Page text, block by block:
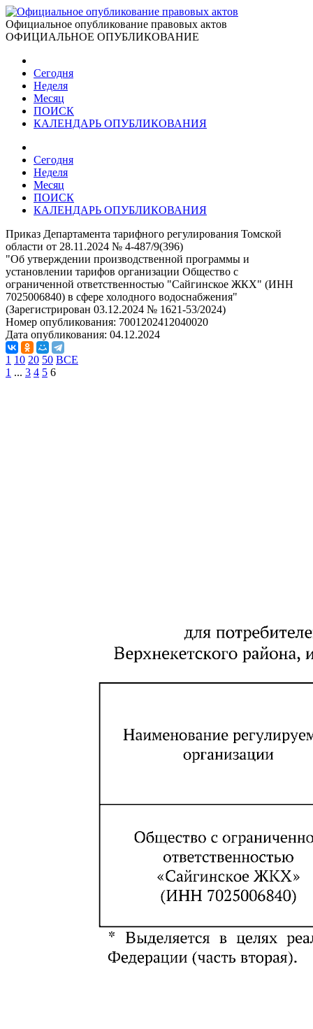
Официальное опубликование правовых актов
ОФИЦИАЛЬНОЕ ОПУБЛИКОВАНИЕ
Сегодня
Неделя
Месяц
ПОИСК
КАЛЕНДАРЬ ОПУБЛИКОВАНИЯ
Сегодня
Неделя
Месяц
ПОИСК
КАЛЕНДАРЬ ОПУБЛИКОВАНИЯ
Приказ Департамента тарифного регулирования Томской
области от 28.11.2024 № 4-487/9(396)
"Об утверждении производственной программы и
установлении тарифов организации Общество с
ограниченной ответственностью "Сайгинское ЖКХ" (ИНН
7025006840) в сфере холодного водоснабжения"
(Зарегистрирован 03.12.2024 № 1621-53/2024)
Номер опубликования: 7001202412040020
Дата опубликования: 04.12.2024
1 10 20 50 ВСЕ
1 ... 3 4 5 6